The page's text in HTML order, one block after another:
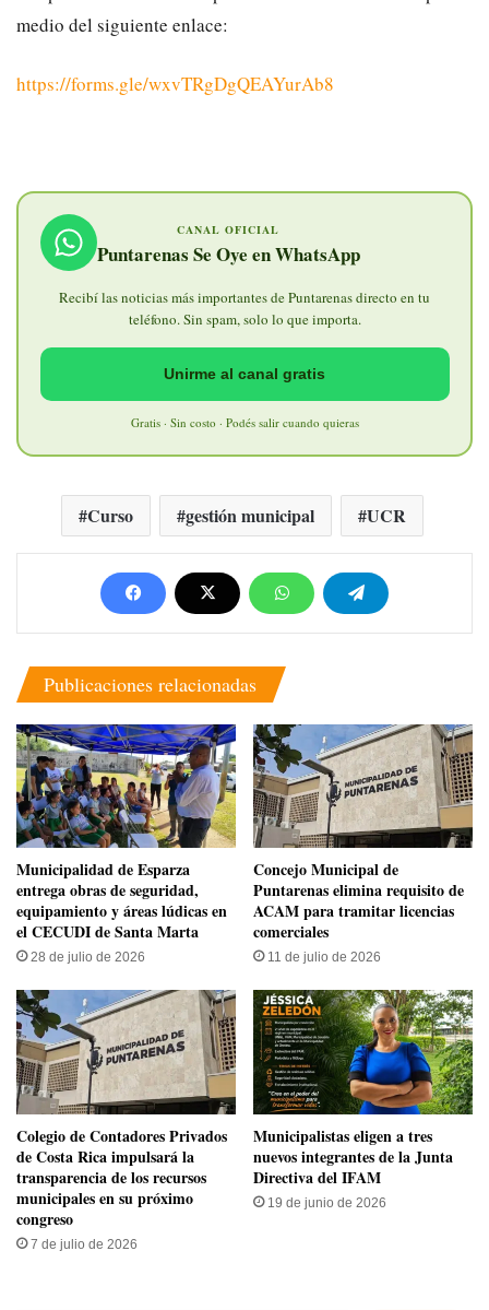
medio del siguiente enlace:
https://forms.gle/wxvTRgDgQEAYurAb8
CANAL OFICIAL
Puntarenas Se Oye en WhatsApp
Recibí las noticias más importantes de Puntarenas directo en tu
teléfono. Sin spam, solo lo que importa.
Unirme al canal gratis
Gratis · Sin costo · Podés salir cuando quieras
Curso gestión municipal UCR
Publicaciones relacionadas
Municipalidad de Esparza
entrega obras de seguridad,
equipamiento y áreas lúdicas en
el CECUDI de Santa Marta
28 de julio de 2026
Concejo Municipal de
Puntarenas elimina requisito de
ACAM para tramitar licencias
comerciales
11 de julio de 2026
​Colegio de Contadores Privados
de Costa Rica impulsará la
transparencia de los recursos
municipales en su próximo
congreso
7 de julio de 2026
​Municipalistas eligen a tres
nuevos integrantes de la Junta
Directiva del IFAM
19 de junio de 2026